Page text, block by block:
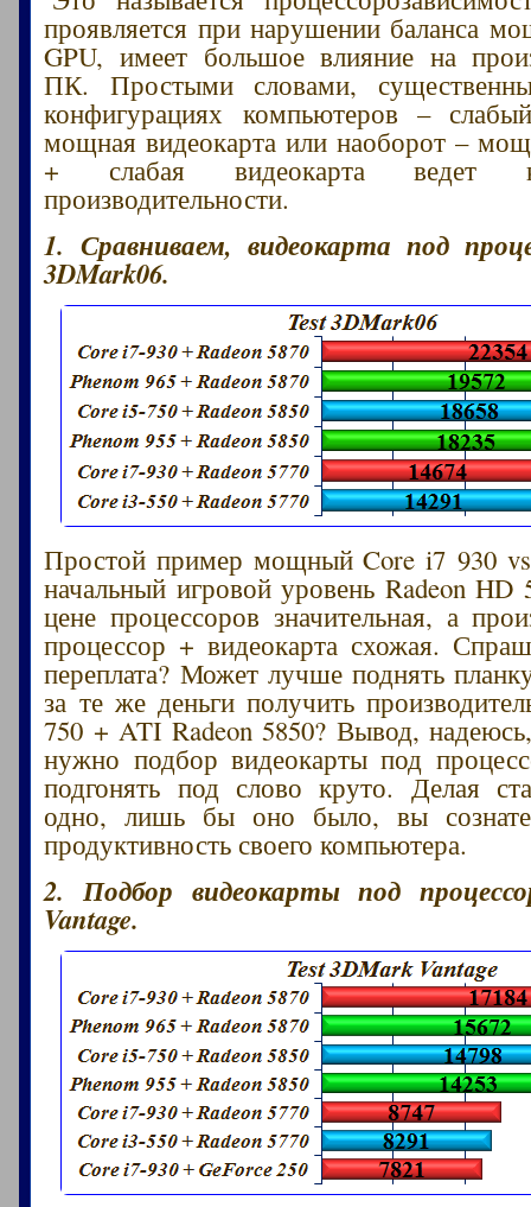
проявляется при нарушении баланса
GPU, имеет большое влияние на
ПК. Простыми словами,
конфигурациях компьютеров –
мощная видеокарта или наоборот –
+ слабая видеокарта ведет
производительности.
1. Сравниваем, видеокарта под
3DMark06.
Простой пример мощный Core i7 930
начальный игровой уровень Radeon HD
цене процессоров значительная, а
процессор + видеокарта схожая.
переплата? Может лучше поднять
за те же деньги получить
750 + ATI Radeon 5850? Вывод,
нужно подбор видеокарты под
подгонять под слово круто. Делая
одно, лишь бы оно было, вы
продуктивность своего компьютера.
2. Подбор видеокарты под
Vantage.